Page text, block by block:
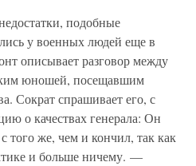
подобные
у военных людей еще в
описывает разговор между
юношей, посещавшим
Сократ спрашивает его, с
о качествах генерала: Он
же, чем и кончил, так как
и больше ничему. —